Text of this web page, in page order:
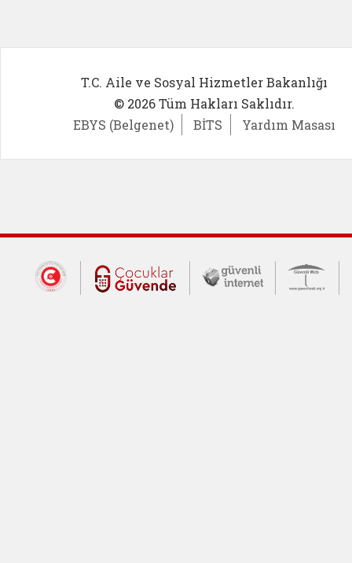
T.C. Aile ve Sosyal Hizmetler Bakanlığı
© 2026 Tüm Hakları Saklıdır.
EBYS (Belgenet)
BİTS Yardım Masası
Dış Bağlantılar
Cumhurbaşkanlığı İletişim Merkezi
Çocuklar Güvende (yeni
Güvenli